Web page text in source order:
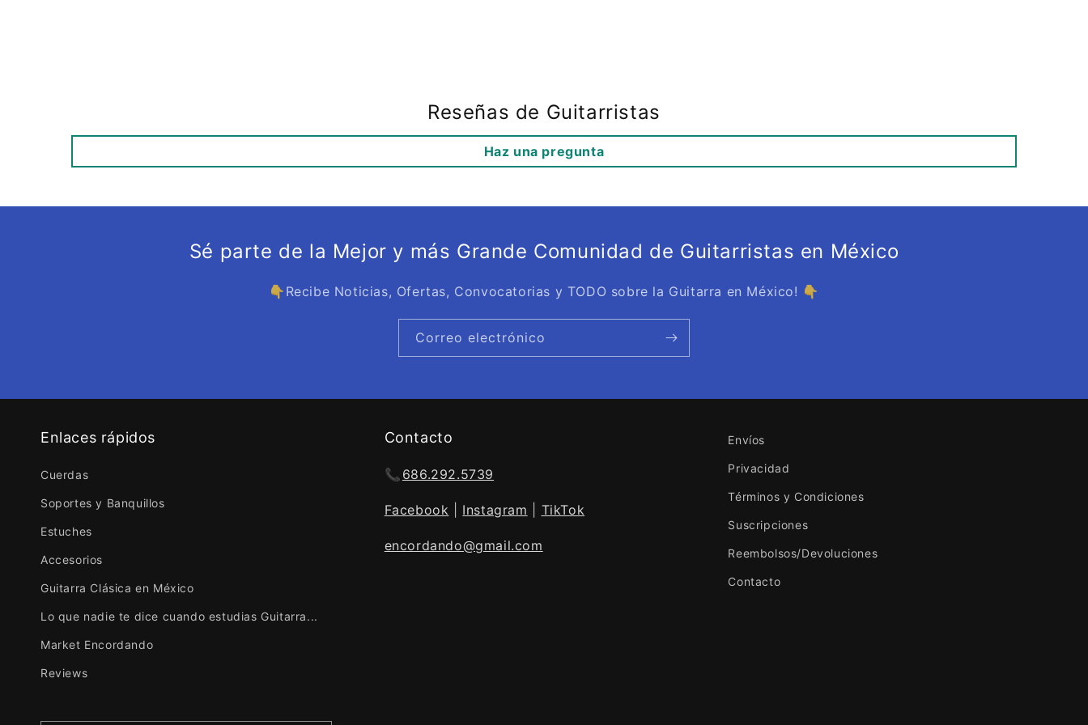
Reseñas de Guitarristas
Haz una pregunta
Sé parte de la Mejor y más Grande Comunidad de Guitarristas en México
👇Recibe Noticias, Ofertas, Convocatorias y TODO sobre la Guitarra en México! 👇
Correo electrónico
Enlaces rápidos
Cuerdas
Soportes y Banquillos
Estuches
Accesorios
Guitarra Clásica en México
Lo que nadie te dice cuando estudias Guitarra...
Market Encordando
Reviews
Contacto
📞 686.292.5739
Facebook Instagram TikTok
encordando@gmail.com
Envíos
Privacidad
Términos y Condiciones
Suscripciones
Reembolsos/Devoluciones
Contacto